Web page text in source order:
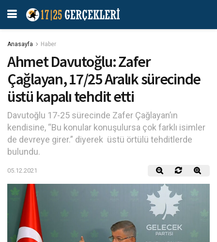
Anasayfa Haber
Ahmet Davutoğlu: Zafer
Çağlayan, 17/25 Aralık sürecinde
üstü kapalı tehdit etti
Davutoğlu 17-25 sürecinde Zafer Çağlayan’ın
kendisine, “Bu konular konuşulursa çok farklı isimler
de devreye girer.” diyerek üstü örtülü tehditlerde
bulundu.
05.12.2021